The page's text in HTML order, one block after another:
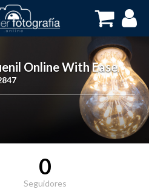
Online With Ease,
0
Seguidores